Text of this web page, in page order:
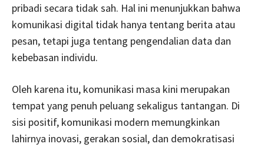
pribadi secara tidak sah. Hal ini menunjukkan bahwa
komunikasi digital tidak hanya tentang berita atau
pesan, tetapi juga tentang pengendalian data dan
kebebasan individu.
Oleh karena itu, komunikasi masa kini merupakan
tempat yang penuh peluang sekaligus tantangan. Di
sisi positif, komunikasi modern memungkinkan
lahirnya inovasi, gerakan sosial, dan demokratisasi